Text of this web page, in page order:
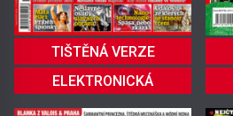
TIŠTĚNÁ VERZE
ELEKTRONICKÁ